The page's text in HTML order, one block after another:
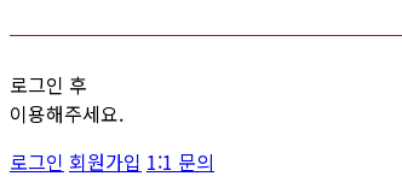
로그인 후
이용해주세요.
로그인 회원가입 1:1 문의